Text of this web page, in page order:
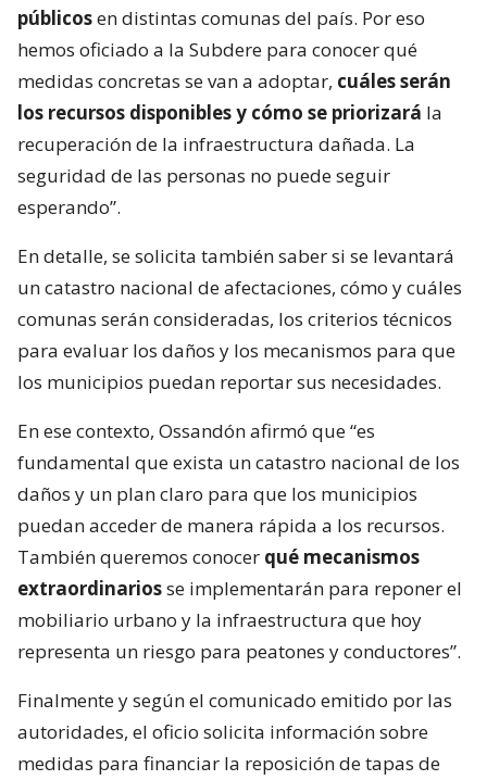
públicosen distintas comunas del país. Por eso
hemos oficiado a la Subdere para conocer qué
medidas concretas se van a adoptar, cuáles serán
los recursos disponibles y cómo se priorizará la
recuperación de la infraestructura dañada. La
seguridad de las personas no puede seguir
esperando”.
En detalle, se solicita también saber si se levantará
un catastro nacional de afectaciones, cómo y cuáles
comunas serán consideradas, los criterios técnicos
para evaluar los daños y los mecanismos para que
los municipios puedan reportar sus necesidades.
En ese contexto, Ossandón afirmó que “es
fundamental que exista un catastro nacional de los
daños y un plan claro para que los municipios
puedan acceder de manera rápida a los recursos.
También queremos conocer qué mecanismos
extraordinariosse implementarán para reponer el
mobiliario urbano y la infraestructura que hoy
representa un riesgo para peatones y conductores”.
Finalmente y según el comunicado emitido por las
autoridades, el oficio solicita información sobre
medidas para financiar la reposición de tapas de